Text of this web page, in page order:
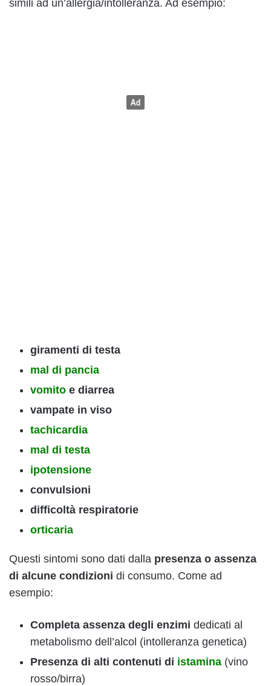
simili ad un’allergia/intolleranza. Ad esempio:
giramenti di testa
mal di pancia
vomito e diarrea
vampate in viso
tachicardia
mal di testa
ipotensione
convulsioni
difficoltà respiratorie
orticaria
Questi sintomi sono dati dalla presenza o assenza
di alcune condizioni di consumo. Come ad
esempio:
Completa assenza degli enzimi dedicati al
metabolismo dell’alcol (intolleranza genetica)
Presenza di alti contenuti di istamina (vino
rosso/birra)